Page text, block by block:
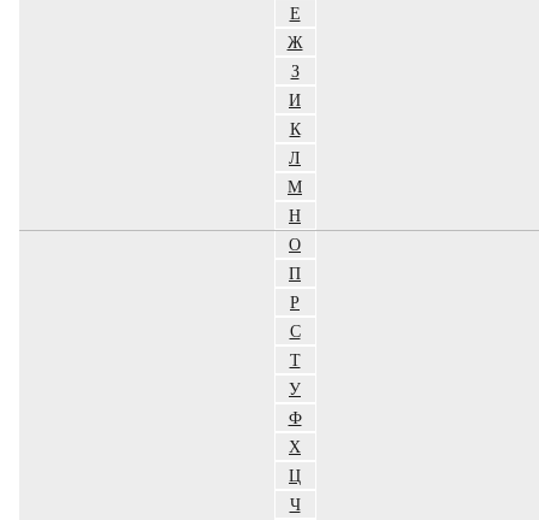
Е
Ж
З
И
К
Л
М
Н
О
П
Р
С
Т
У
Ф
Х
Ц
Ч